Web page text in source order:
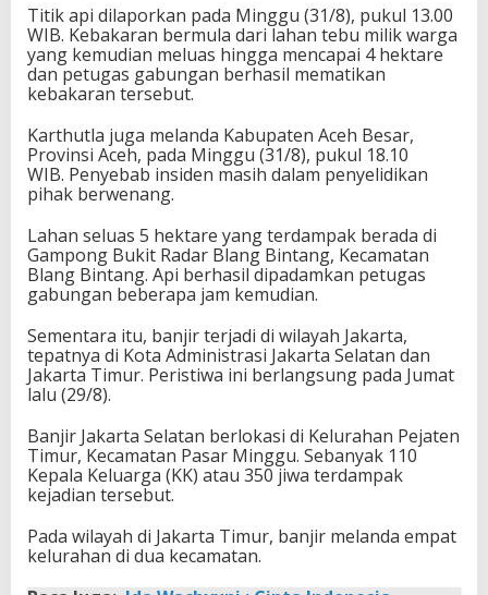
Titik api dilaporkan pada Minggu (31/8), pukul 13.00
WIB. Kebakaran bermula dari lahan tebu milik warga
yang kemudian meluas hingga mencapai 4 hektare
dan petugas gabungan berhasil mematikan
kebakaran tersebut.
Karthutla juga melanda Kabupaten Aceh Besar,
Provinsi Aceh, pada Minggu (31/8), pukul 18.10
WIB. Penyebab insiden masih dalam penyelidikan
pihak berwenang.
Lahan seluas 5 hektare yang terdampak berada di
Gampong Bukit Radar Blang Bintang, Kecamatan
Blang Bintang. Api berhasil dipadamkan petugas
gabungan beberapa jam kemudian.
Sementara itu, banjir terjadi di wilayah Jakarta,
tepatnya di Kota Administrasi Jakarta Selatan dan
Jakarta Timur. Peristiwa ini berlangsung pada Jumat
lalu (29/8).
Banjir Jakarta Selatan berlokasi di Kelurahan Pejaten
Timur, Kecamatan Pasar Minggu. Sebanyak 110
Kepala Keluarga (KK) atau 350 jiwa terdampak
kejadian tersebut.
Pada wilayah di Jakarta Timur, banjir melanda empat
kelurahan di dua kecamatan.